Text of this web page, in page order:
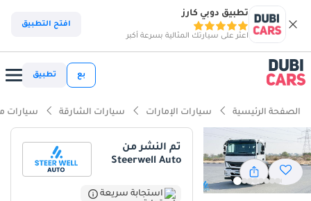
تطبيق دوبي كارز
اعثر على سيارتك المثالية بسرعة أكبر
افتح التطبيق
بع تطبيق
الصفحة الرئيسية سيارات الإمارات سيارات الشارقة سيارات
تم النشر من
Steerwell Auto
استجابة سريعة